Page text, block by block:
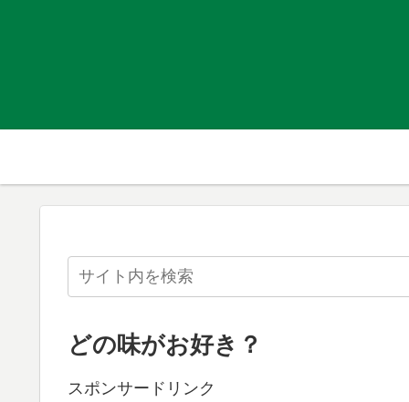
どの味がお好き？
スポンサードリンク